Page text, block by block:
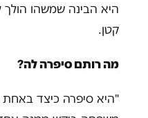
היא הבינה שמשהו הולך
קטן.
מה רותם סיפרה לה?
"היא סיפרה כיצד